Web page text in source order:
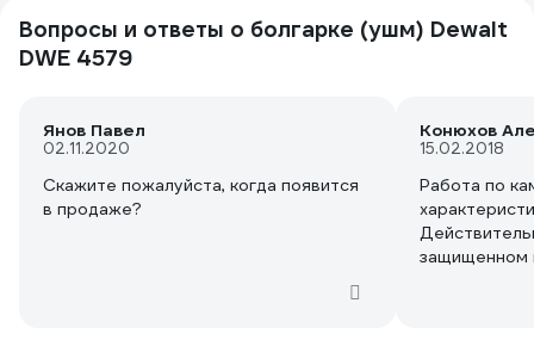
Вопросы и ответы о болгарке (ушм) Dewalt
DWE 4579
Янов Павел
02.11.2020
Скажите пожалуйста, когда появится
в продаже?
Конюхов
15.02.2018
Работа по
защищенном